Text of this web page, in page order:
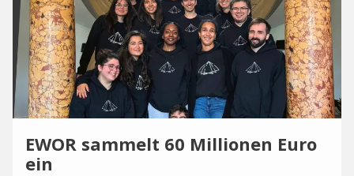
EWOR sammelt 60 Millionen Euro
ein